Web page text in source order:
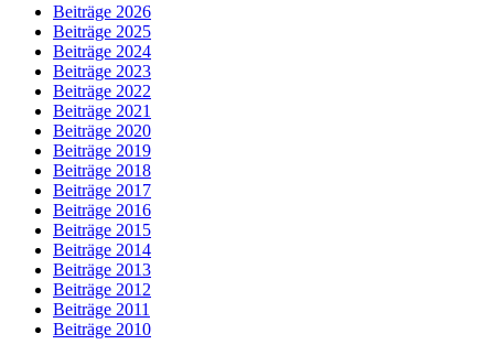
Beiträge 2026
Beiträge 2025
Beiträge 2024
Beiträge 2023
Beiträge 2022
Beiträge 2021
Beiträge 2020
Beiträge 2019
Beiträge 2018
Beiträge 2017
Beiträge 2016
Beiträge 2015
Beiträge 2014
Beiträge 2013
Beiträge 2012
Beiträge 2011
Beiträge 2010